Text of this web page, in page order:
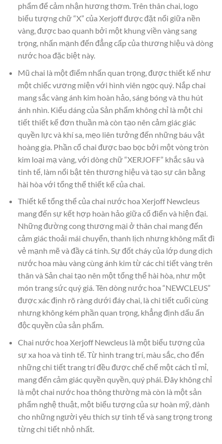
phẩm để cảm nhận hương thơm. Trên thân chai, logo
biểu tượng chữ “X” của Xerjoff được đặt nổi giữa nền
vàng, được bao quanh bởi một khung viền vàng sang
trọng, nhấn mạnh đến đẳng cấp của thương hiệu và dòng
nước hoa đặc biệt này.
Mũ chai là một điểm nhấn quan trọng, được thiết kế như
một chiếc vương miện với hình viên ngọc quý. Nắp chai
mang sắc vàng ánh kim hoàn hảo, sáng bóng và thu hút
ánh nhìn. Kiểu dáng của Sản phẩm không chỉ là một chi
tiết thiết kế đơn thuần mà còn tạo nên cảm giác giác
quyền lực và khí sa, mẹo liên tưởng đến những báu vật
hoàng gia. Phần cổ chai được bao bọc bởi một vòng tròn
kim loại mạ vàng, với dòng chữ “XERJOFF” khắc sâu và
tinh tế, làm nổi bật tên thương hiệu và tạo sự cân bằng
hài hòa với tổng thể thiết kế của chai.
Thiết kế tổng thể của chai nước hoa Xerjoff Newcleus
mang đến sự kết hợp hoàn hảo giữa cổ điển và hiện đại.
Những đường cong thương mại ở thân chai mang đến
cảm giác thoải mái chuyển, thanh lịch nhưng không mất đi
vẻ mạnh mẽ và đầy cá tính. Sự đốt cháy của lớp dung dịch
nước hoa màu vàng cùng ánh kim từ các chi tiết vàng trên
thân và Sản chai tạo nên một tổng thể hài hòa, như một
món trang sức quý giá. Tên dòng nước hoa “NEWCLEUS”
được xác định rõ ràng dưới đáy chai, là chi tiết cuối cùng
nhưng không kém phần quan trọng, khẳng định dấu ấn
độc quyền của sản phẩm.
Chai nước hoa Xerjoff Newcleus là một biểu tượng của
sự xa hoa và tinh tế. Từ hình trang trí, màu sắc, cho đến
những chi tiết trang trí đều được chế chế một cách tỉ mỉ,
mang đến cảm giác quyền quyền, quý phái. Đây không chỉ
là một chai nước hoa thông thường mà còn là một sản
phẩm nghệ thuật, một biểu tượng của sự hoàn mỹ, dành
cho những người yêu thích sự tinh tế và sang trọng trong
từng chi tiết nhỏ nhất.